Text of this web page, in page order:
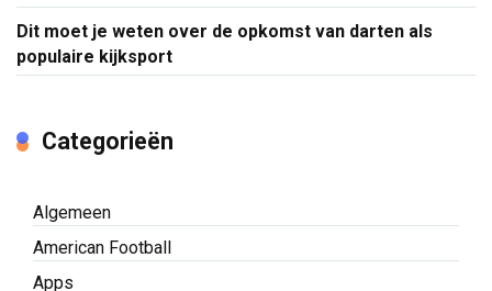
Dit moet je weten over de opkomst van darten als
populaire kijksport
Categorieën
Algemeen
American Football
Apps